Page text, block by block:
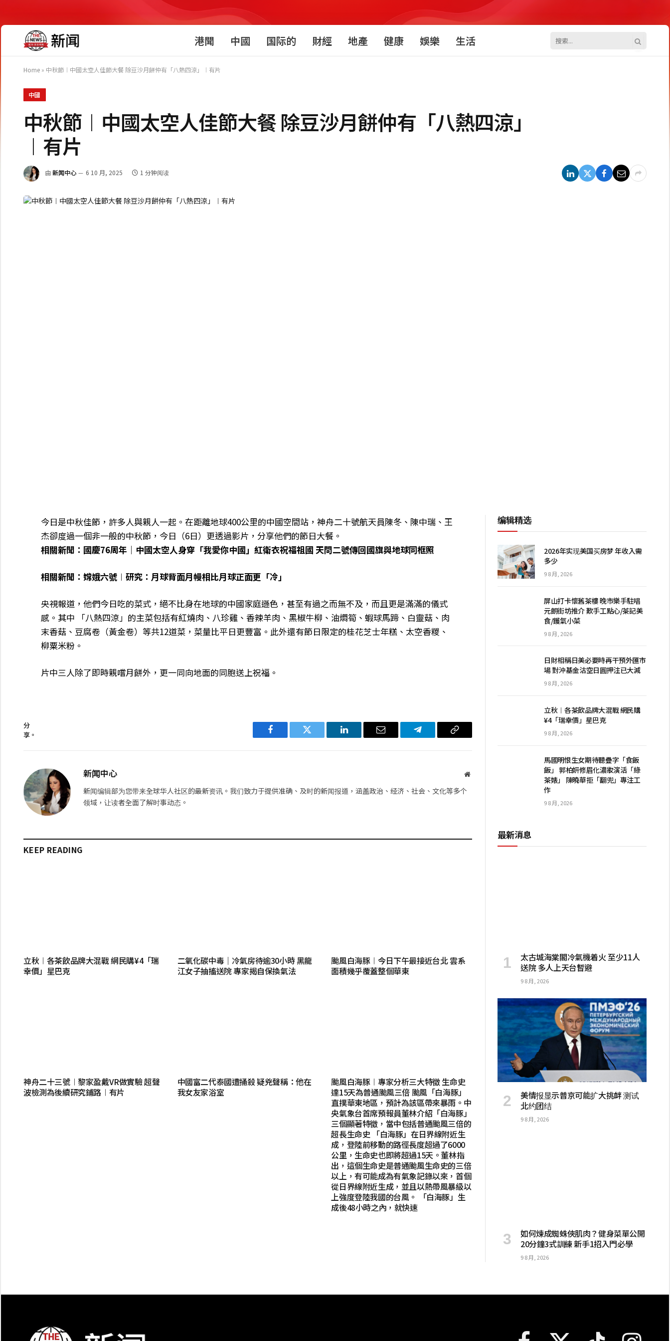
港聞 中國 国际的 財經 地產 健康 娛樂 生活
Home » 中秋節︱中國太空人佳節大餐 除豆沙月餅仲有「八熱四涼」︱有片
中國
中秋節︱中國太空人佳節大餐 除豆沙月餅仲有「八熱四涼」
︱有片
由 新闻中心 6 10 月, 2025 1 分钟阅读
今日是中秋佳節，許多人與親人一起。在距離地球400公里的中國空間站，神舟二十號航天員陳冬、陳中瑞、王
杰卻度過一個非一般的中秋節，今日（6日）更透過影片，分享他們的節日大餐。
相關新聞：國慶76周年｜中國太空人身穿「我愛你中國」紅衛衣祝福祖國 天問二號傳回國旗與地球同框照
相關新聞：嫦娥六號︱研究：月球背面月幔相比月球正面更「冷」
央視報道，他們今日吃的菜式，絕不比身在地球的中國家庭遜色，甚至有過之而無不及，而且更是滿滿的儀式
感。其中 「八熱四涼」的主菜包括有紅燒肉、八珍雞、香辣羊肉、黑椒牛柳、油燜筍、蝦球馬蹄、白靈菇、肉
末香菇、豆腐卷（黃金卷）等共12道菜，菜量比平日更豐富。此外還有節日限定的桂花芝士年糕、太空香糉、
柳粟米粉。
片中三人除了即時親嚐月餅外，更一同向地面的同胞送上祝福。
分
享。
Facebook Twitter LinkedIn 电
Telegram 复
新闻中心
网
新闻编辑部为您带来全球华人社区的最新资讯。我们致力于提供准确、及时的新闻报道，涵盖政治、经济、社会、文化等多个
领域，让读者全面了解时事动态。
KEEP READING
立秋︱各茶飲品牌大混戰 網民購¥4「瑞
幸價」星巴克
二氧化碳中毒｜冷氣房待逾30小時 黑龍
江女子抽搐送院 專家揭自保換氣法
颱風白海豚︱今日下午最接近台北 雲系
面積幾乎覆蓋整個華東
神舟二十三號︱黎家盈戴VR做實驗 超聲
波檢測為後續研究鋪路︱有片
中國富二代泰國遭捅殺 疑兇聲稱：他在
我女友家浴室
颱風白海豚︱專家分析三大特徵 生命史
達15天為普通颱風三倍 颱風「白海豚」
直撲華東地區，預計為該區帶來暴雨。中
央氣象台首席預報員董林介紹「白海豚」
三個顯著特徵，當中包括普通颱風三倍的
超長生命史 「白海豚」在日界線附近生
成，登陸前移動的路徑長度超過了6000
公里，生命史也即將超過15天。董林指
出，這個生命史是普通颱風生命史的三倍
以上，有可能成為有氣象記錄以來，首個
從日界線附近生成，並且以熱帶風暴級以
上強度登陸我國的台風。 「白海豚」生
成後48小時之內，就快速
编辑精选
2026年实现美国买房梦 年收入需
多少
9 8 月, 2026
屏山打卡懷舊茶樓 晚市樂手駐唱
元朗街坊推介 歎手工點心/茶記美
食/鑊氣小菜
9 8 月, 2026
日財相稱日美必要時再干預外匯市
場 對沖基金沽空日圓押注已大減
9 8 月, 2026
立秋︱各茶飲品牌大混戰 網民購
¥4「瑞幸價」星巴克
9 8 月, 2026
馬國明恨生女期待聽疊字「食飯
飯」 郭柏妍修眉化濃妝演活「綠
茶婊」 陳曉華拒「翻兜」專注工
作
9 8 月, 2026
最新消息
太古城海棠閣冷氣機着火 至少11人
送院 多人上天台暫避
9 8 月, 2026
美情报显示普京可能扩大挑衅 测试
北约团结
9 8 月, 2026
如何煉成蜘蛛俠肌肉？健身菜單公開
20分鐘3式訓練 新手1招入門必學
9 8 月, 2026